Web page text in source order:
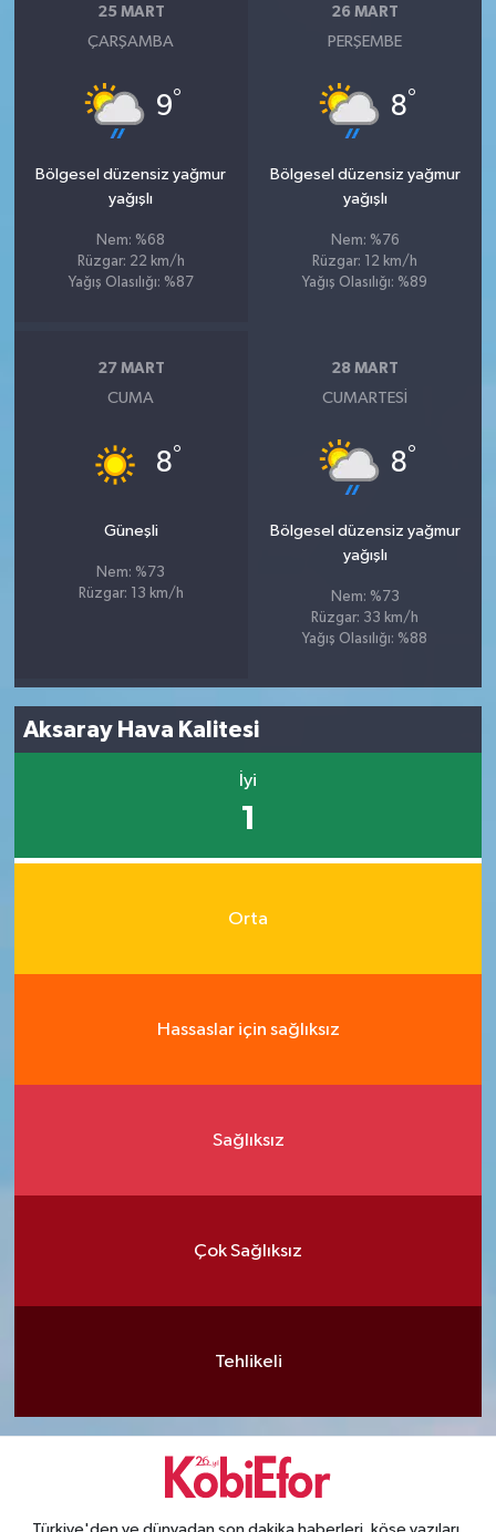
25 MART
ÇARŞAMBA
9°
Bölgesel düzensiz yağmur
yağışlı
Nem: %68
Rüzgar: 22 km/h
Yağış Olasılığı: %87
26 MART
PERŞEMBE
8°
Bölgesel düzensiz yağmur
yağışlı
Nem: %76
Rüzgar: 12 km/h
Yağış Olasılığı: %89
27 MART
CUMA
8°
Güneşli
Nem: %73
Rüzgar: 13 km/h
28 MART
CUMARTESI
8°
Bölgesel düzensiz yağmur
yağışlı
Nem: %73
Rüzgar: 33 km/h
Yağış Olasılığı: %88
Aksaray Hava Kalitesi
İyi
1
Orta
Hassaslar için sağlıksız
Sağlıksız
Çok Sağlıksız
Tehlikeli